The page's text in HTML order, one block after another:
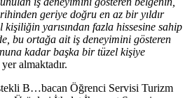
geriye doğru en az bir yıldır
kişiliğin yarısından fazla hissesine sahip
bu ortağa ait iş deneyimini gösteren
kadar başka bir tüzel kişiye
almaktadır.
B…bacan Öğrenci Servisi Turizm